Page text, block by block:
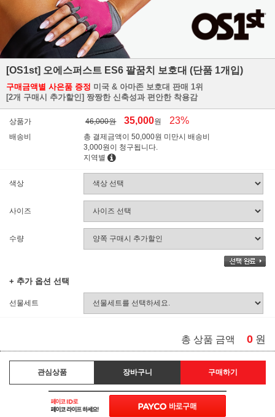
[OS1st] 오에스퍼스트 ES6 팔꿈치 보호대 (단품 1개입)
구매금액별 사은품 증정 미국 & 아마존 보호대 판매 1위
[2개 구매시 추가할인] 짱짱한 신축성과 편안한 착용감
상품가 46,000원 35,000원 23%
배송비
총 결제금액이 50,000원 미만시 배송비
3,000원이 청구됩니다.
지역별
색상
사이즈
수량
+ 추가 옵션 선택
선물세트
총 상품 금액 0 원
관심상품 장바구니 구매하기